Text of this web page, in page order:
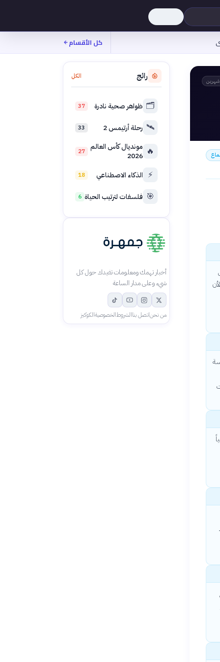
كل الأقسام
رائج الكل
🗂️ ظواهر صحية نادرة 37
🛰️ رحلة أرتيمس 2 33
🔥 مونديال كأس العالم
2026
27
⚡ الذكاء الاصطناعي 18
🎯 فلسفات لترتيب الحياة 6
أخبار تهمك ومعلومات تفيدك حول كل
شيء وعلى مدار الساعة
من نحناتصل بناالشروطالخصوصيةالكوكيز